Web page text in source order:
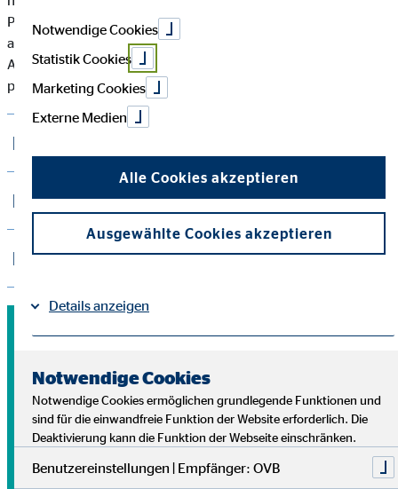
Praxis miteinander. Einerseits studierst du an einer bundesweit
angesehenen Hochschule, lernst andererseits parallel dazu die
Arbeit in einem hochkarätigen Team mit erfahrenen Profis und
persönlichem Coaching kennen.
Das erwartet dich
Das sind deine Vorteile
Das erwarten wir
Wir haben dich neugierig
gemacht?
Wir freuen uns auf deine Bewerbung, nutze dazu einfach und
unkompliziert unser Bewerbungsformular.
Notwendige Cookies
Statistik Cookies
Marketing Cookies
Externe Medien
Alle Cookies akzeptieren
Ausgewählte Cookies akzeptieren
Details anzeigen
Notwendige Cookies
Notwendige Cookies ermöglichen grundlegende Funktionen und
sind für die einwandfreie Funktion der Website erforderlich. Die
Deaktivierung kann die Funktion der Webseite einschränken.
Benutzereinstellungen | Empfänger: OVB